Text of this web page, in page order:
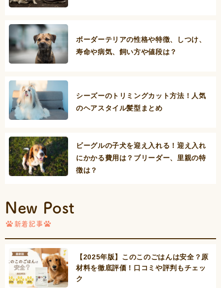
ボーダーテリアの性格や特徴、しつけ、
寿命や病気、飼い方や値段は？
シーズーのトリミングカット方法！人気
のヘアスタイル髪型まとめ
ビーグルの子犬を迎え入れる！迎え入れ
にかかる費用は？ブリーダー、里親の特
徴は？
New Post
新着記事
【2025年版】このこのごはんは安全？原
材料を徹底評価！口コミや評判もチェッ
ク